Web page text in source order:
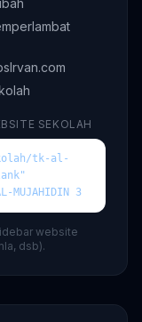
SEKOLAH
website
dsb).